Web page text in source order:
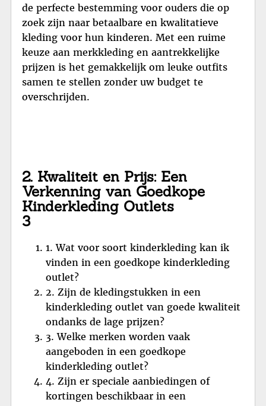
de perfecte bestemming voor ouders die op
zoek zijn naar betaalbare en kwalitatieve
kleding voor hun kinderen. Met een ruime
keuze aan merkkleding en aantrekkelijke
prijzen is het gemakkelijk om leuke outfits
samen te stellen zonder uw budget te
overschrijden.
2. Kwaliteit en Prijs: Een
Verkenning van Goedkope
Kinderkleding Outlets
3
1. Wat voor soort kinderkleding kan ik
vinden in een goedkope kinderkleding
outlet?
2. Zijn de kledingstukken in een
kinderkleding outlet van goede kwaliteit
ondanks de lage prijzen?
3. Welke merken worden vaak
aangeboden in een goedkope
kinderkleding outlet?
4. Zijn er speciale aanbiedingen of
kortingen beschikbaar in een